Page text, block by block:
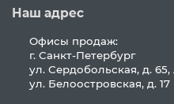
Наш адрес
Офисы продаж:
г. Санкт-Петербург
ул. Сердобольская, д. 65,
ул. Белоостровская, д. 17